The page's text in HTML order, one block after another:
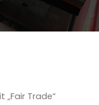
Trade“